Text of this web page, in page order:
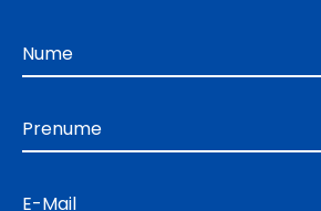
Nume
Prenume
E-Mail